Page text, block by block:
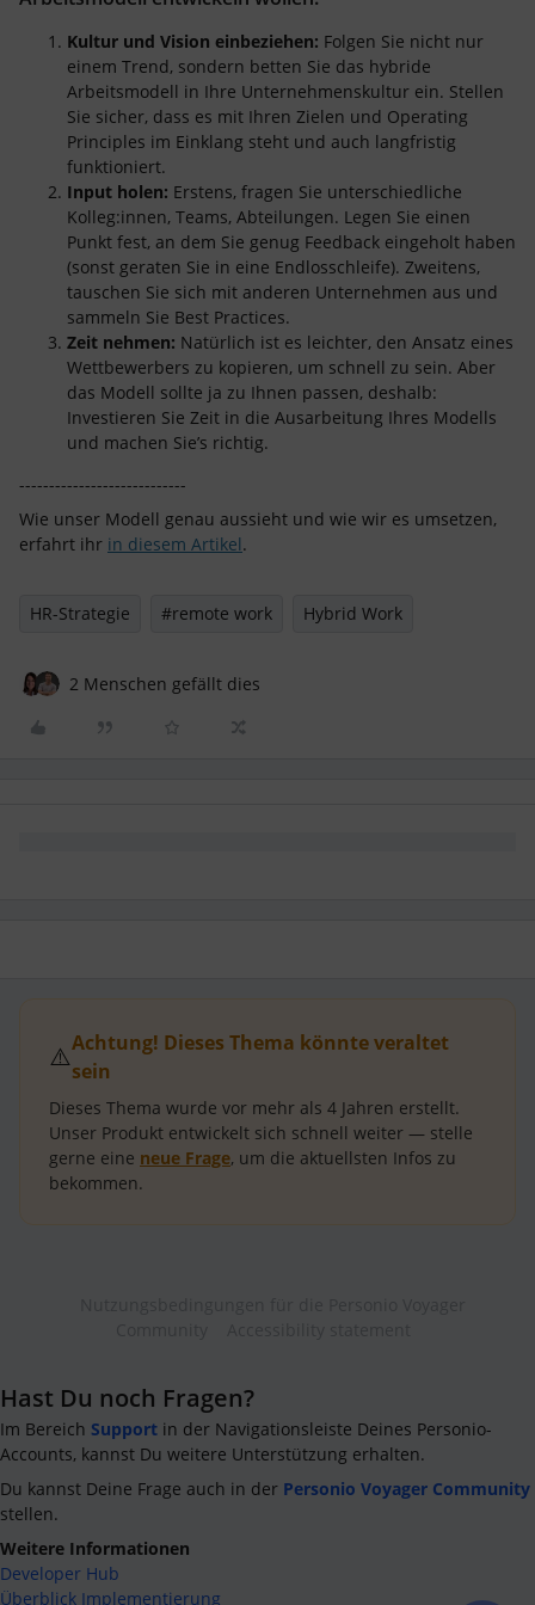
Kultur und Vision einbeziehen: Folgen Sie nicht nur
einem Trend, sondern betten Sie das hybride
Arbeitsmodell in Ihre Unternehmenskultur ein. Stellen
Sie sicher, dass es mit Ihren Zielen und Operating
Principles im Einklang steht und auch langfristig
funktioniert.
Input holen: Erstens, fragen Sie unterschiedliche
Kolleg:innen, Teams, Abteilungen. Legen Sie einen
Punkt fest, an dem Sie genug Feedback eingeholt haben
(sonst geraten Sie in eine Endlosschleife). Zweitens,
tauschen Sie sich mit anderen Unternehmen aus und
sammeln Sie Best Practices.
Zeit nehmen: Natürlich ist es leichter, den Ansatz eines
Wettbewerbers zu kopieren, um schnell zu sein. Aber
das Modell sollte ja zu Ihnen passen, deshalb:
Investieren Sie Zeit in die Ausarbeitung Ihres Modells
und machen Sie’s richtig.
----------------------------
Wie unser Modell genau aussieht und wie wir es umsetzen,
erfahrt ihr in diesem Artikel.
HR-Strategie #remote work Hybrid Work
2 Menschen gefällt dies
⚠️Achtung! Dieses Thema könnte veraltet
sein
Dieses Thema wurde vor mehr als 4 Jahren erstellt.
Unser Produkt entwickelt sich schnell weiter — stelle
gerne eine neue Frage, um die aktuellsten Infos zu
bekommen.
Hast Du noch Fragen?
Im Bereich Support in der Navigationsleiste Deines Personio-
Accounts, kannst Du weitere Unterstützung erhalten.
Du kannst Deine Frage auch in der Personio Voyager Community
stellen.
Weitere Informationen
Developer Hub
Überblick Implementierung